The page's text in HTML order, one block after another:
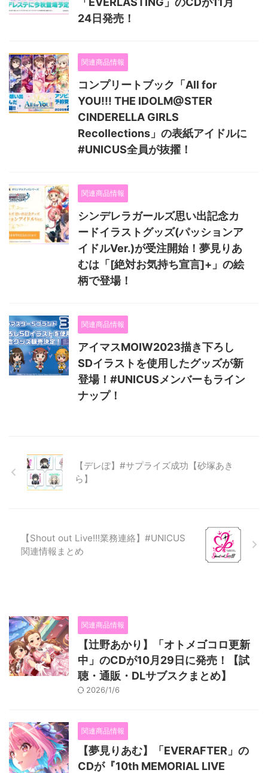
24日発売！
関連商品情報
コンプリートブック「All for
YOU!!! THE IDOLM@STER
CINDERELLA GIRLS
Recollections」の表紙アイドルに
#UNICUS全員が抜擢！
関連商品情報
シンデレラガールズ思い出記念カ
ードイラストグッズ(パッションア
イドルVer.)が受注開始！夢見りあ
むは「[絶対お気持ち宣言]+」の絵
柄で登場！
関連商品情報
アイマスMOIW2023描き下ろし
SDイラストを使用したグッズが新
登場！#UNICUSメンバーもライン
ナップ！
【デレぽ】#サプライズ成功【砂塚あき
ら】
【Shout out Live!!!業務連絡】#UNICUS
関連情報まとめ
関連商品情報
【辻野あかり】「オトメゴコロ更新
中」のCDが10月29日に発売！【試
聴・通販・DLサブスクまとめ】
2026/1/6
関連商品情報
【夢見りあむ】「EVERAFTER」の
CDが『10th MEMORIAL LIVE